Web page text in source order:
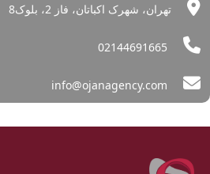
تهران، شهرک اکباتان، فاز 2، بلوک8
02144691665
info@ojanagency.com